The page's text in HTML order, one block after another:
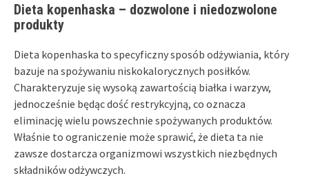
Dieta kopenhaska – dozwolone i niedozwolone
produkty
Dieta kopenhaska to specyficzny sposób odżywiania, który
bazuje na spożywaniu niskokalorycznych posiłków.
Charakteryzuje się wysoką zawartością białka i warzyw,
jednocześnie będąc dość restrykcyjną, co oznacza
eliminację wielu powszechnie spożywanych produktów.
Właśnie to ograniczenie może sprawić, że dieta ta nie
zawsze dostarcza organizmowi wszystkich niezbędnych
składników odżywczych.